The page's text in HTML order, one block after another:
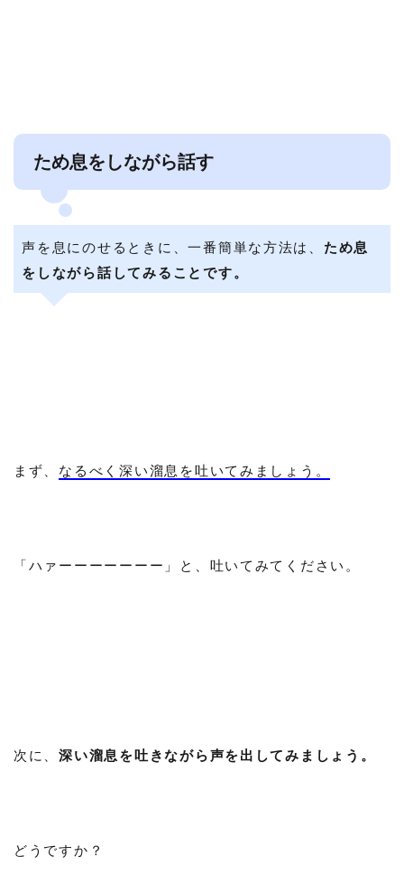
ため息をしながら話す
声を息にのせるときに、一番簡単な方法は、 ため息
をしながら話してみることです。
まず、 なるべく深い溜息を吐いてみましょう。
「ハァーーーーーーー」と、吐いてみてください。
次に、深い溜息を吐きながら声を出してみましょう。
どうですか？